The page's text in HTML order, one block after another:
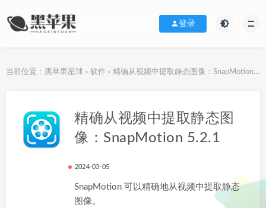
登录
当前位置： 黑苹果星球 > 软件 > 精确从视频中提取静态图像：SnapMotion 5.2.1
精确从视频中提取静态图
像：SnapMotion 5.2.1
2024-03-05
SnapMotion 可以精确地从视频中提取静态
图像。